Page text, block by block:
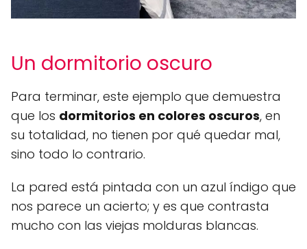
Un dormitorio oscuro
Para terminar, este ejemplo que demuestra
que los dormitorios en colores oscuros, en
su totalidad, no tienen por qué quedar mal,
sino todo lo contrario.
La pared está pintada con un azul índigo que
nos parece un acierto; y es que contrasta
mucho con las viejas molduras blancas.